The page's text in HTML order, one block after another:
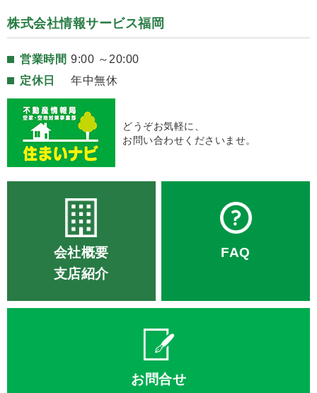
株式会社情報サービス福岡
営業時間 9:00 ～20:00
定休日
年中無休
どうぞお気軽に、
お問い合わせくださいませ。
会社概要
支店紹介
FAQ
お問合せ